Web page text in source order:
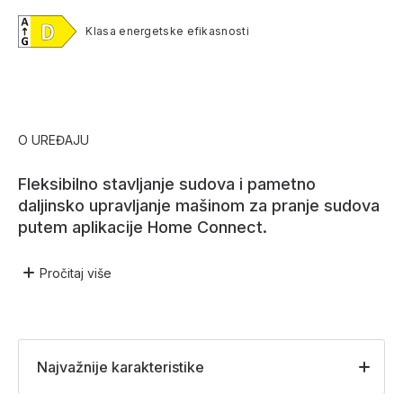
Klasa energetske efikasnosti
O UREĐAJU
Fleksibilno stavljanje sudova i pametno
daljinsko upravljanje mašinom za pranje sudova
putem aplikacije Home Connect.
Pročitaj više
Najvažnije karakteristike